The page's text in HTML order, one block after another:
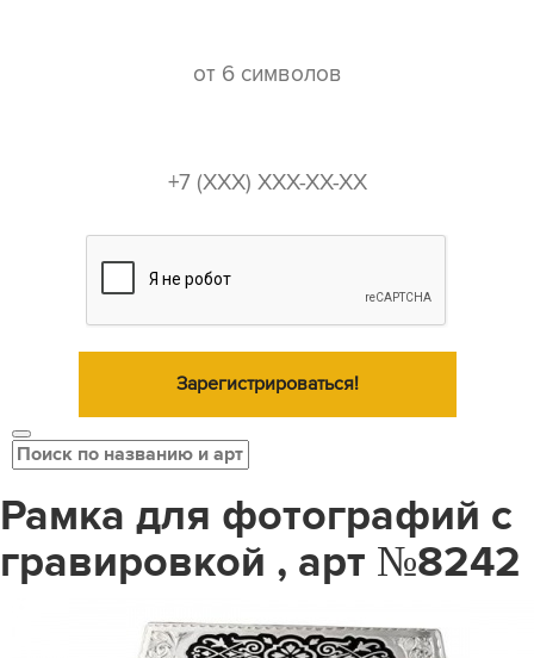
Зарегистрироваться!
Рамка для фотографий с
гравировкой , арт №8242